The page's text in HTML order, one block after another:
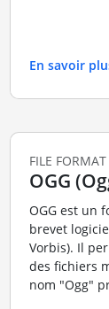
En savoir
FILE FORMAT
OGG
OGG est un
brevet
Vorbis). Il
des fichiers
nom "Ogg"